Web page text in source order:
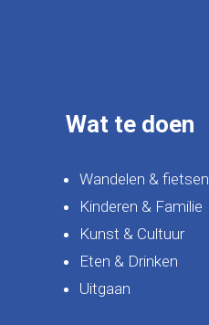
Wat te doen
Wandelen & fietsen
Kinderen & Familie
Kunst & Cultuur
Eten & Drinken
Uitgaan